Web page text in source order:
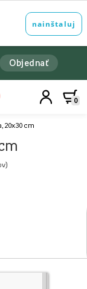
Objednať
0
20x30 cm
)